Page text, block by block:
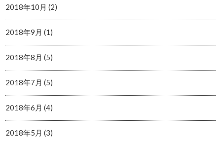
2018年10月 (2)
2018年9月 (1)
2018年8月 (5)
2018年7月 (5)
2018年6月 (4)
2018年5月 (3)